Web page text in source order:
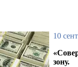
10
зону.